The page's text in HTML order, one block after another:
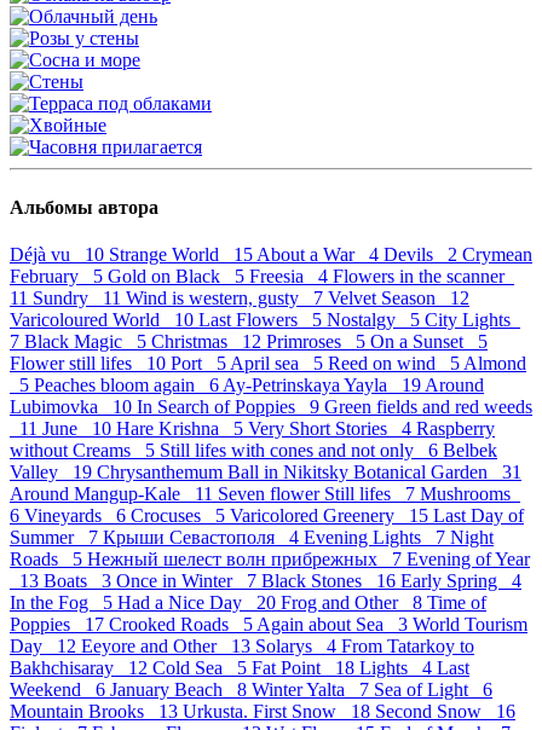
Альбомы автора
Déjà vu 10 Strange World 15 About a War 4 Devils 2 Crymean
February 5 Gold on Black 5 Freesia 4 Flowers in the scanner
11 Sundry 11 Wind is western, gusty 7 Velvet Season 12
Varicoloured World 10 Last Flowers 5 Nostalgy 5 City Lights
7 Black Magic 5 Christmas 12 Primroses 5 On a Sunset 5
Flower still lifes 10 Port 5 April sea 5 Reed on wind 5 Almond
5 Peaches bloom again 6 Ay-Petrinskaya Yayla 19 Around
Lubimovka 10 In Search of Poppies 9 Green fields and red weeds
11 June 10 Hare Krishna 5 Very Short Stories 4 Raspberry
without Creams 5 Still lifes with cones and not only 6 Belbek
Valley 19 Chrysanthemum Ball in Nikitsky Botanical Garden 31
Around Mangup-Kale 11 Seven flower Still lifes 7 Mushrooms
6 Vineyards 6 Crocuses 5 Varicolored Greenery 15 Last Day of
Summer 7 Крыши Севастополя 4 Evening Lights 7 Night
Roads 5 Нежный шелест волн прибрежных 7 Evening of Year
13 Boats 3 Once in Winter 7 Black Stones 16 Early Spring 4
In the Fog 5 Had a Nice Day 20 Frog and Other 8 Time of
Poppies 17 Crooked Roads 5 Again about Sea 3 World Tourism
Day 12 Eeyore and Other 13 Solarys 4 From Tatarkoy to
Bakhchisaray 12 Cold Sea 5 Fat Point 18 Lights 4 Last
Weekend 6 January Beach 8 Winter Yalta 7 Sea of Light 6
Mountain Brooks 13 Urkusta. First Snow 18 Second Snow 16